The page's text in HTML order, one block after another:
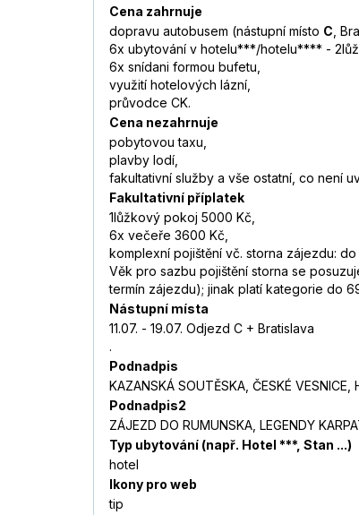
Cena zahrnuje
dopravu autobusem (nástupní místo C ,
6x ubytování v hotelu***/hotelu**** -
6x snídani formou bufetu,
využití hotelových lázní,
průvodce CK.
Cena nezahrnuje
pobytovou taxu,
plavby lodí,
fakultativní služby a vše ostatní, co není
Fakultativní příplatek
1lůžkový pokoj 5000 Kč,
6x večeře 3600 Kč,
komplexní pojištění vč. storna zájezdu:
Věk pro sazbu pojištění storna se
termín zájezdu); jinak platí kategorie do
Nástupní místa
11.07. - 19.07. Odjezd C + Bratislava
.
Podnadpis
KAZANSKÁ SOUTĚSKA, ČESKÉ VESNICE,
Podnadpis2
ZÁJEZD DO RUMUNSKA, LEGENDY
Typ ubytování (např. Hotel ***, Stan ...)
hotel
Ikony pro web
tip